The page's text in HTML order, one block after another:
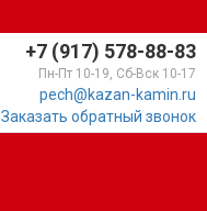
+7 (917) 578-88-83
Пн-Пт 10-19, Сб-Вск 10-17
pech@kazan-kamin.ru
Заказать обратный звонок